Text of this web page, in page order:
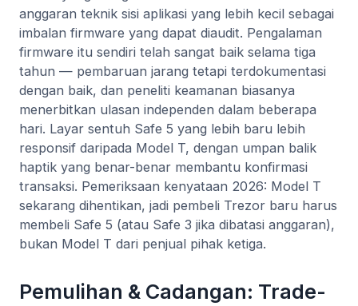
anggaran teknik sisi aplikasi yang lebih kecil sebagai
imbalan firmware yang dapat diaudit. Pengalaman
firmware itu sendiri telah sangat baik selama tiga
tahun — pembaruan jarang tetapi terdokumentasi
dengan baik, dan peneliti keamanan biasanya
menerbitkan ulasan independen dalam beberapa
hari. Layar sentuh Safe 5 yang lebih baru lebih
responsif daripada Model T, dengan umpan balik
haptik yang benar-benar membantu konfirmasi
transaksi. Pemeriksaan kenyataan 2026: Model T
sekarang dihentikan, jadi pembeli Trezor baru harus
membeli Safe 5 (atau Safe 3 jika dibatasi anggaran),
bukan Model T dari penjual pihak ketiga.
Pemulihan & Cadangan: Trade-